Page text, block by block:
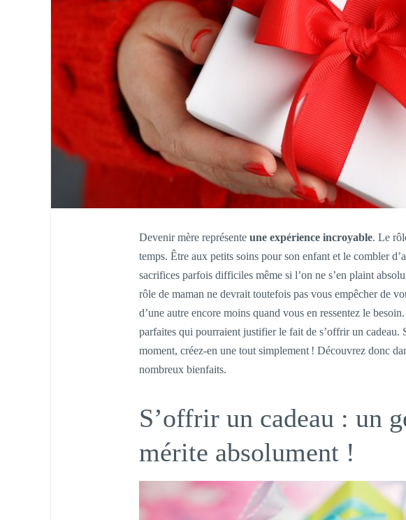
Devenir mère représente une expérience incroyable. Le
temps. Être aux petits soins pour son enfant et le combler
sacrifices parfois difficiles même si l’on ne s’en plaint
rôle de maman ne devrait toutefois pas vous empêcher de
d’une autre encore moins quand vous en ressentez le
parfaites qui pourraient justifier le fait de s’offrir un cadeau.
moment, créez-en une tout simplement ! Découvrez donc
nombreux bienfaits.
S’offrir un cadeau : un
mérite absolument !